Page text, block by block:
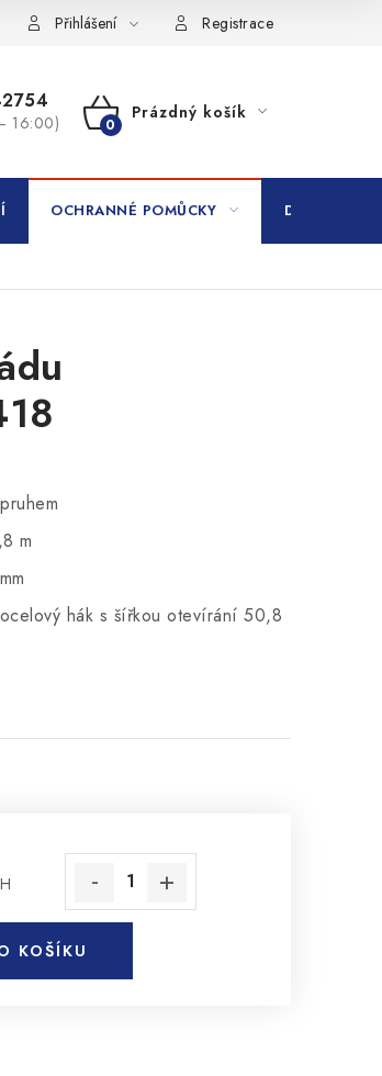
Přihlášení Registrace
16:00)
NÁKUPNÍ
Prázdný košík
OCHRANNÉ POMŮCKY DROGERIE
m
hák s šířkou otevírání 50,8
KOŠÍKU